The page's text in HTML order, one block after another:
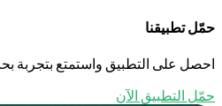
حمّل تطبيقنا
احصل على التطبيق واستمتع بتجربة
حمّل التطبيق الآن